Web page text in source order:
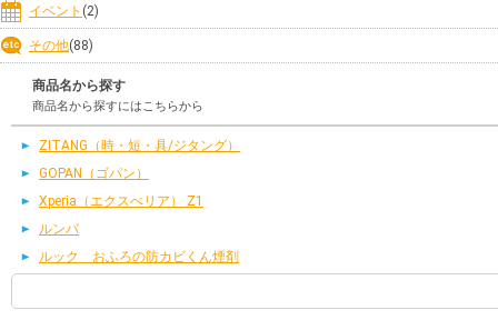
イベント (2)
その他(88)
商品名から探す
商品名から探すにはこちらから
ZITANG（時・短・具/ジタング）
GOPAN（ゴパン）
Xperia（エクスぺリア） Z1
ルンバ
ルック おふろの防カビくん煙剤